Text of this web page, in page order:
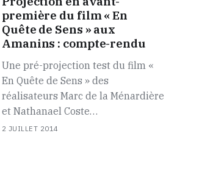
première du film « En
Quête de Sens » aux
Amanins : compte-rendu
Une pré-projection test du film «
En Quête de Sens » des
réalisateurs Marc de la Ménardière
et Nathanael Coste…
2 JUILLET 2014